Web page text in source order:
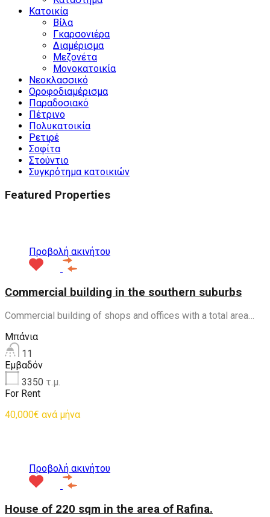
Κατοικία
Βίλα
Γκαρσονιέρα
Διαμέρισμα
Μεζονέτα
Μονοκατοικία
Νεοκλασσικό
Οροφοδιαμέρισμα
Παραδοσιακό
Πέτρινο
Πολυκατοικία
Ρετιρέ
Σοφίτα
Στούντιο
Συγκρότημα κατοικιών
Featured Properties
Προβολή ακινήτου
Commercial building in the southern suburbs
Commercial building of shops and offices with a total area…
Μπάνια
11
Εμβαδόν
3350 τ.μ.
For Rent
40,000€ ανά μήνα
Προβολή ακινήτου
House of 220 sqm in the area of Rafina.